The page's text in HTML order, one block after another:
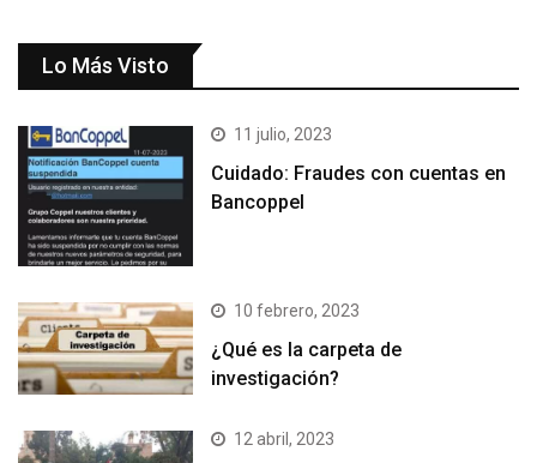
Lo Más Visto
11 julio, 2023
Cuidado: Fraudes con cuentas en
Bancoppel
10 febrero, 2023
¿Qué es la carpeta de
investigación?
12 abril, 2023